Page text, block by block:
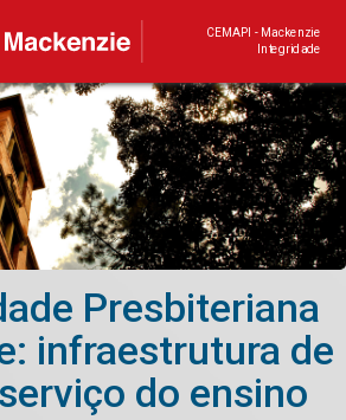
CEMAPI - Mackenzie
Integridade
Presbiteriana
infraestrutura de
do ensino